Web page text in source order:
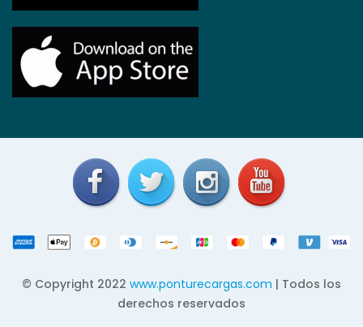
© Copyright 2022 www.ponturecargas.com | Todos los
derechos reservados